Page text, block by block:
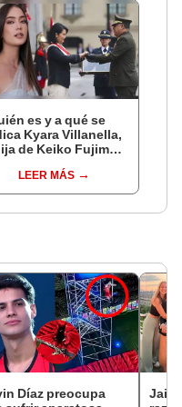
es y a qué se
Kyara Villanella,
de Keiko Fujimori
nacional?
LEER MÁS
Díaz preocupa